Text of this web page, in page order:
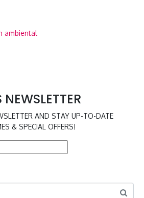
ambiental
AND STAY UP-TO-DATE
& SPECIAL OFFERS!